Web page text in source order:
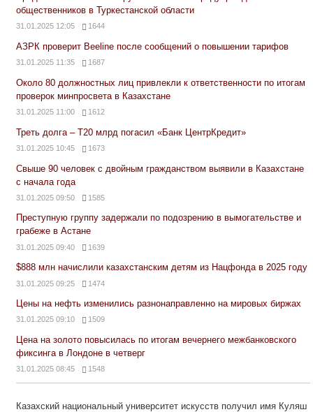
общественников в Туркестанской области
31.01.2025 12:05 1644
АЗРК проверит Beeline после сообщений о повышении тарифов
31.01.2025 11:35 1687
Около 80 должностных лиц привлекли к ответственности по итогам
проверок минпросвета в Казахстане
31.01.2025 11:00 1612
Треть долга – Т20 млрд погасил «Банк ЦентрКредит»
31.01.2025 10:45 1673
Свыше 90 человек с двойным гражданством выявили в Казахстане
с начала года
31.01.2025 09:50 1585
Преступную группу задержали по подозрению в вымогательстве и
грабеже в Астане
31.01.2025 09:40 1639
$888 млн начислили казахстанским детям из Нацфонда в 2025 году
31.01.2025 09:25 1474
Цены на нефть изменились разнонаправленно на мировых биржах
31.01.2025 09:10 1509
Цена на золото повысилась по итогам вечернего межбанковского
фиксинга в Лондоне в четверг
31.01.2025 08:45 1548
Казахский национальный университет искусств получил имя Куляш